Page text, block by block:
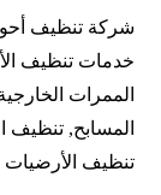
شركة تنظيف
خدمات تنظيف
الممرات
المسابح, تنظيف
تنظيف